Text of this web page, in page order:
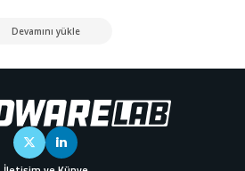
Devamını yükle